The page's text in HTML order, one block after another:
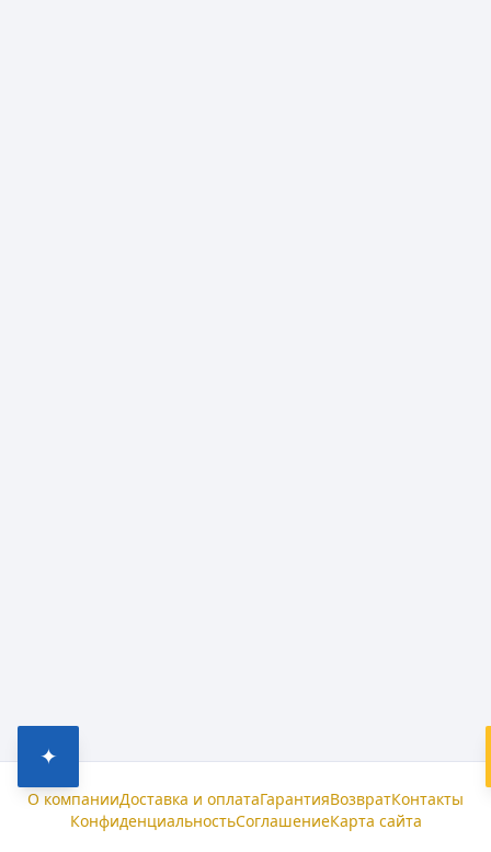
✦
О компанииДоставка и оплатаГарантияВозвратКонтакты
КонфиденциальностьСоглашениеКарта сайта